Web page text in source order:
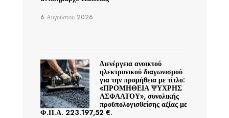
6 Αυγούστου 2026
Διενέργεια ανοικτού
ηλεκτρονικού διαγωνισμού
για την προμήθεια με τίτλο:
«ΠΡΟΜΗΘΕΙΑ ΨΥΧΡΗΣ
ΑΣΦΑΛΤΟΥ», συνολικής
προϋπολογισθείσης αξίας με
Φ.Π.Α. 223.197,52 €.